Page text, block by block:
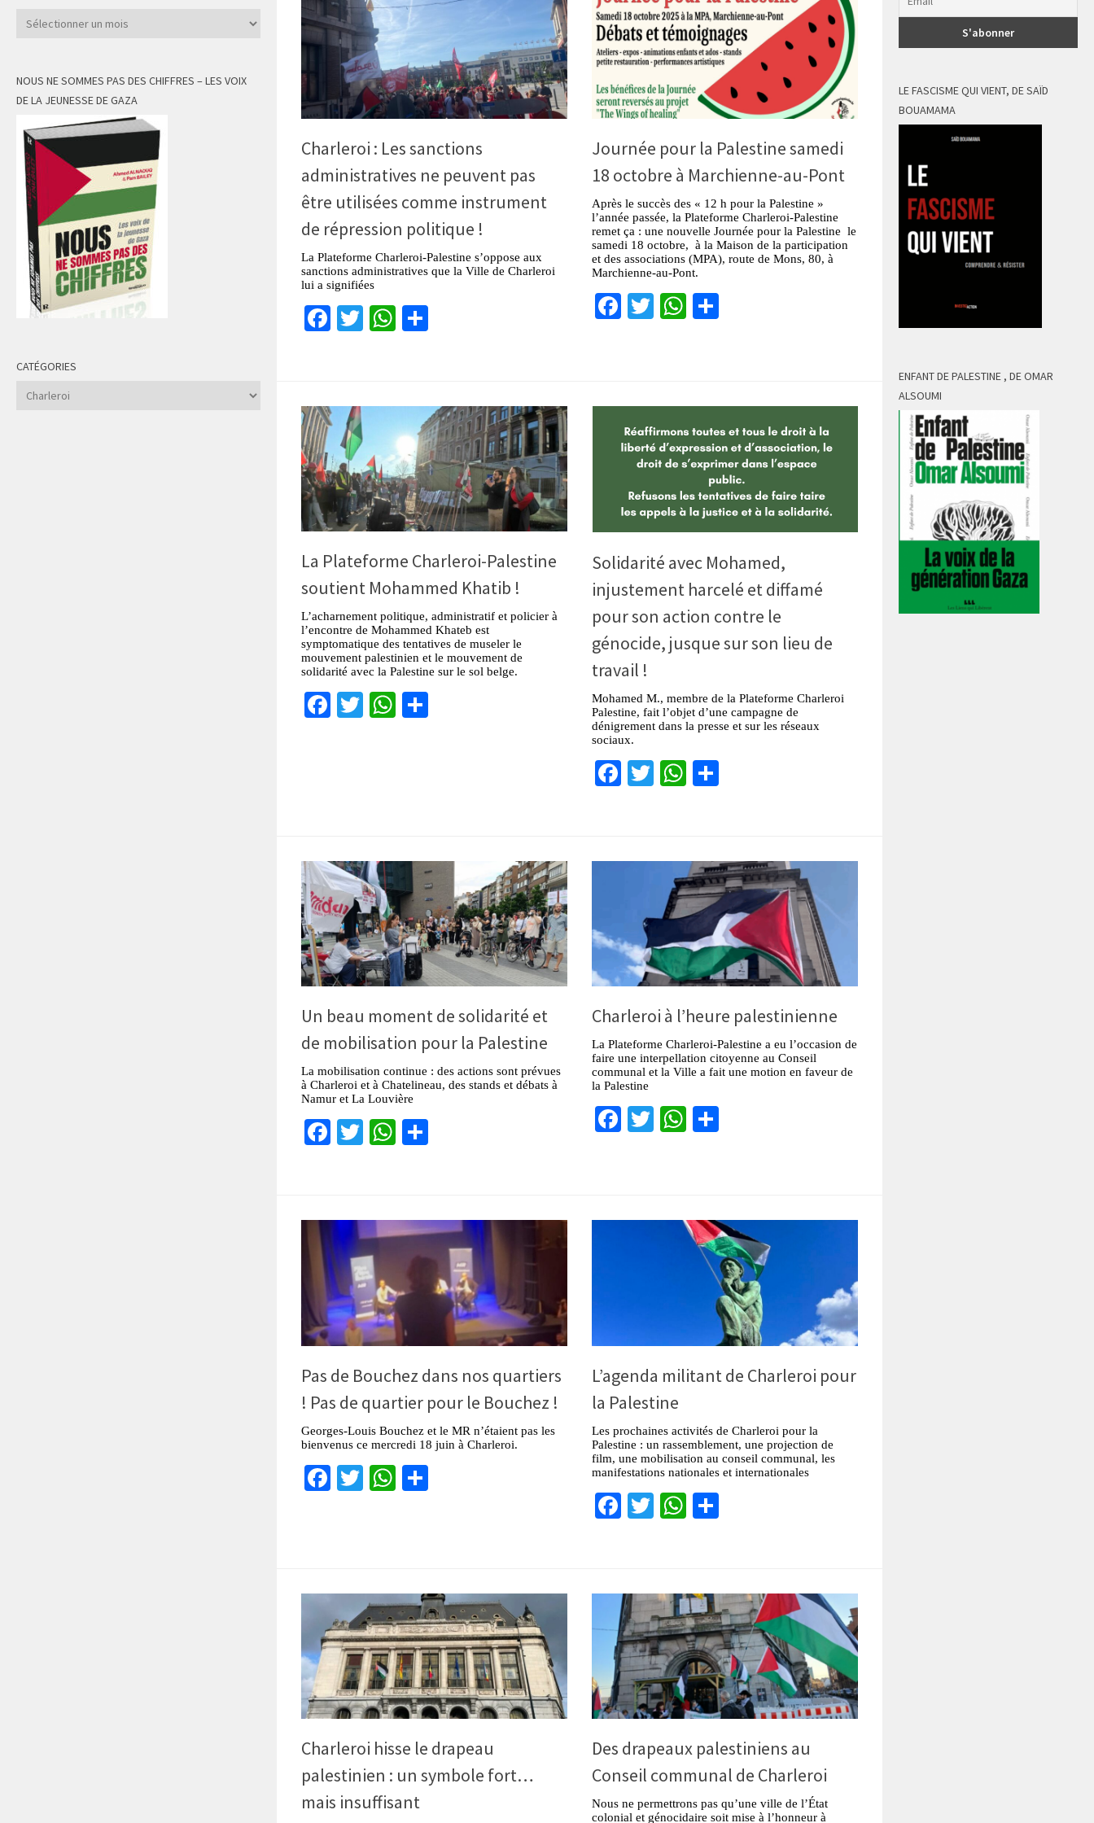
Charleroi : Les sanctions
administratives ne peuvent pas
être utilisées comme instrument
de répression politique !
La Plateforme Charleroi-Palestine s’oppose aux
sanctions administratives que la Ville de Charleroi
lui a signifiées
Facebook
TwitterWhatsApp
Journée pour la Palestine samedi
18 octobre à Marchienne-au-Pont
Après le succès des « 12 h pour la Palestine »
l’année passée, la Plateforme Charleroi-Palestine
remet ça : une nouvelle Journée pour la Palestine le
samedi 18 octobre, à la Maison de la participation
et des associations (MPA), route de Mons, 80, à
Marchienne-au-Pont.
Facebook
TwitterWhatsApp
La Plateforme Charleroi-Palestine
soutient Mohammed Khatib !
L’acharnement politique, administratif et policier à
l’encontre de Mohammed Khateb est
symptomatique des tentatives de museler le
mouvement palestinien et le mouvement de
solidarité avec la Palestine sur le sol belge.
Facebook
TwitterWhatsApp
Solidarité avec Mohamed,
injustement harcelé et diffamé
pour son action contre le
génocide, jusque sur son lieu de
travail !
Mohamed M., membre de la Plateforme Charleroi
Palestine, fait l’objet d’une campagne de
dénigrement dans la presse et sur les réseaux
sociaux.
Facebook
TwitterWhatsApp
Un beau moment de solidarité et
de mobilisation pour la Palestine
La mobilisation continue : des actions sont prévues
à Charleroi et à Chatelineau, des stands et débats à
Namur et La Louvière
Facebook
TwitterWhatsApp
Charleroi à l’heure palestinienne
La Plateforme Charleroi-Palestine a eu l’occasion de
faire une interpellation citoyenne au Conseil
communal et la Ville a fait une motion en faveur de
la Palestine
Facebook
TwitterWhatsApp
Pas de Bouchez dans nos quartiers
! Pas de quartier pour le Bouchez !
Georges-Louis Bouchez et le MR n’étaient pas les
bienvenus ce mercredi 18 juin à Charleroi.
Facebook
TwitterWhatsApp
L’agenda militant de Charleroi pour
la Palestine
Les prochaines activités de Charleroi pour la
Palestine : un rassemblement, une projection de
film, une mobilisation au conseil communal, les
manifestations nationales et internationales
Facebook
TwitterWhatsApp
Charleroi hisse le drapeau
palestinien : un symbole fort…
mais insuffisant
Des drapeaux palestiniens au
Conseil communal de Charleroi
Nous ne permettrons pas qu’une ville de l’État
colonial et génocidaire soit mise à l’honneur à
Archives
NOUS NE SOMMES PAS DES CHIFFRES – LES VOIX
DE LA JEUNESSE DE GAZA
CATÉGORIES
Catégories
LE FASCISME QUI VIENT, DE SAÏD
BOUAMAMA
ENFANT DE PALESTINE , DE OMAR
ALSOUMI